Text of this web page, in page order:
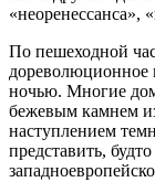
«неоренессанса»,
По пешеходной
дореволюционное
ночью. Многие
бежевым камнем
наступлением
представить,